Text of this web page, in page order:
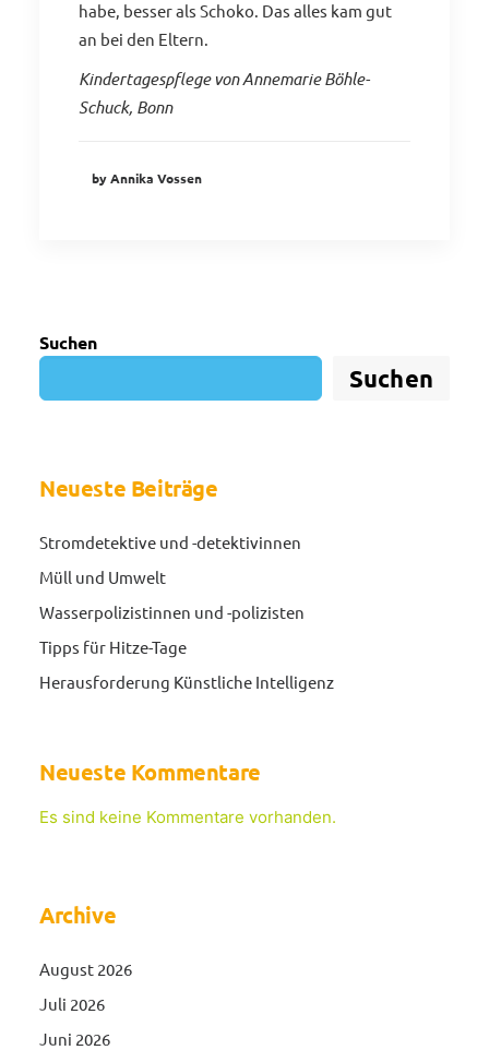
habe, besser als Schoko. Das alles kam gut
an bei den Eltern.
Kindertagespflege von Annemarie Böhle-
Schuck, Bonn
by Annika Vossen
Suchen
Suchen
Neueste Beiträge
Stromdetektive und -detektivinnen
Müll und Umwelt
Wasserpolizistinnen und -polizisten
Tipps für Hitze-Tage
Herausforderung Künstliche Intelligenz
Neueste Kommentare
Es sind keine Kommentare vorhanden.
Archive
August 2026
Juli 2026
Juni 2026